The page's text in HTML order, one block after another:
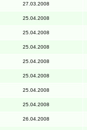
27.03.2008
25.04.2008
25.04.2008
25.04.2008
25.04.2008
25.04.2008
25.04.2008
25.04.2008
26.04.2008